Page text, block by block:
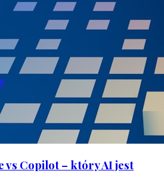
vs Copilot – który AI jest